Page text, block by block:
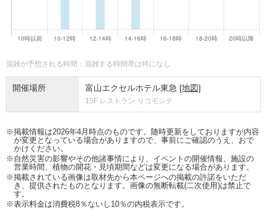
混雑が予想される時間：混雑する時間帯は特になし
開催場所 富山エクセルホテル東急 [地図]
15F レストラン リコモンテ
※掲載情報は2026年4月時点のものです。随時更新をしておりますが内容
が変更となっている場合がありますので、事前にご確認のうえ、おで
かけください。
※自然災害の影響やその他諸事情により、イベントの開催情報、施設の
営業時間、植物の開花・見頃期間などは変更になる場合があります。
※掲載されている画像は取材先から本ページへの掲載の許諾をいただ
き、提供されたものとなります。画像の無断転載(二次使用)は禁止で
す。
※表示料金は消費税8％ないし10％の内税表示です。